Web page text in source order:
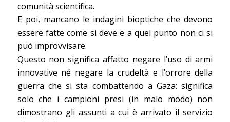
comunità scientifica.
E poi, mancano le indagini bioptiche che devono
essere fatte come si deve e a quel punto non ci si
può improvvisare.
Questo non significa affatto negare l’uso di armi
innovative né negare la crudeltà e l’orrore della
guerra che si sta combattendo a Gaza: significa
solo che i campioni presi (in malo modo) non
dimostrano gli assunti a cui è arrivato il servizio